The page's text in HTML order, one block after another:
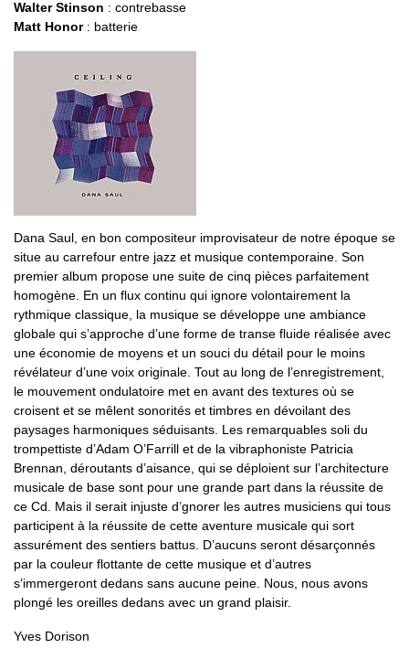
Walter Stinson : contrebasse
Matt Honor: batterie
Dana Saul, en bon compositeur improvisateur de notre époque se
situe au carrefour entre jazz et musique contemporaine. Son
premier album propose une suite de cinq pièces parfaitement
homogène. En un flux continu qui ignore volontairement la
rythmique classique, la musique se développe une ambiance
globale qui s’approche d’une forme de transe fluide réalisée avec
une économie de moyens et un souci du détail pour le moins
révélateur d’une voix originale. Tout au long de l’enregistrement,
le mouvement ondulatoire met en avant des textures où se
croisent et se mêlent sonorités et timbres en dévoilant des
paysages harmoniques séduisants. Les remarquables soli du
trompettiste d’Adam O’Farrill et de la vibraphoniste Patricia
Brennan, déroutants d’aisance, qui se déploient sur l’architecture
musicale de base sont pour une grande part dans la réussite de
ce Cd. Mais il serait injuste d’gnorer les autres musiciens qui tous
participent à la réussite de cette aventure musicale qui sort
assurément des sentiers battus. D’aucuns seront désarçonnés
par la couleur flottante de cette musique et d’autres
s’immergeront dedans sans aucune peine. Nous, nous avons
plongé les oreilles dedans avec un grand plaisir.
Yves Dorison